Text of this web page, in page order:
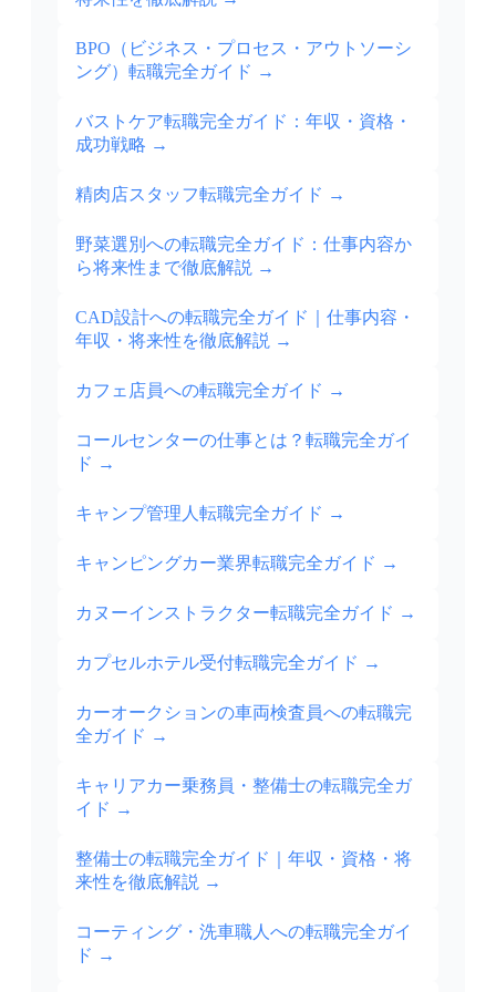
BPO（ビジネス・プロセス・アウトソーシ
ング）転職完全ガイド →
バストケア転職完全ガイド：年収・資格・
成功戦略 →
精肉店スタッフ転職完全ガイド →
野菜選別への転職完全ガイド：仕事内容か
ら将来性まで徹底解説 →
CAD設計への転職完全ガイド｜仕事内容・
年収・将来性を徹底解説 →
カフェ店員への転職完全ガイド →
コールセンターの仕事とは？転職完全ガイ
ド →
キャンプ管理人転職完全ガイド →
キャンピングカー業界転職完全ガイド →
カヌーインストラクター転職完全ガイド →
カプセルホテル受付転職完全ガイド →
カーオークションの車両検査員への転職完
全ガイド →
キャリアカー乗務員・整備士の転職完全ガ
イド →
整備士の転職完全ガイド｜年収・資格・将
来性を徹底解説 →
コーティング・洗車職人への転職完全ガイ
ド →